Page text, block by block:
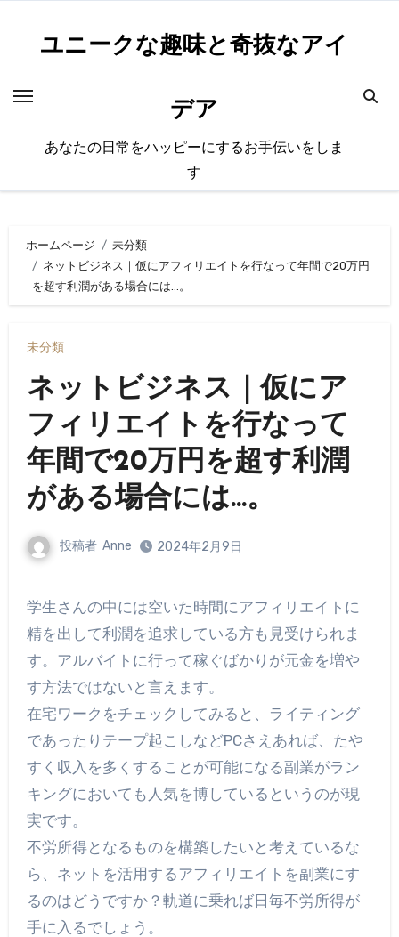
ユニークな趣味と奇抜なアイ
デア
あなたの日常をハッピーにするお手伝いをしま
す
ホームページ
未分類
ネットビジネス｜仮にアフィリエイトを行なって年間で20万円
を超す利潤がある場合には…。
未分類
ネットビジネス｜仮にア
フィリエイトを行なって
年間で20万円を超す利潤
がある場合には…。
投稿者 Anne 2024年2月9日
学生さんの中には空いた時間にアフィリエイトに
精を出して利潤を追求している方も見受けられま
す。アルバイトに行って稼ぐばかりが元金を増や
す方法ではないと言えます。
在宅ワークをチェックしてみると、ライティング
であったりテープ起こしなどPCさえあれば、たや
すく収入を多くすることが可能になる副業がラン
キングにおいても人気を博しているというのが現
実です。
不労所得となるものを構築したいと考えているな
ら、ネットを活用するアフィリエイトを副業にす
るのはどうですか？軌道に乗れば日毎不労所得が
手に入るでしょう。